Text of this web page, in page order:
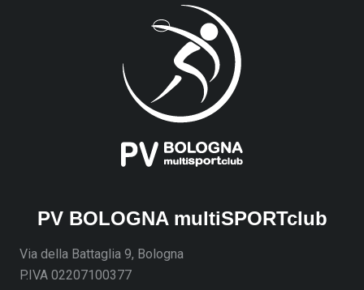
PV BOLOGNA multiSPORTclub
Via della Battaglia 9, Bologna
P.IVA 02207100377